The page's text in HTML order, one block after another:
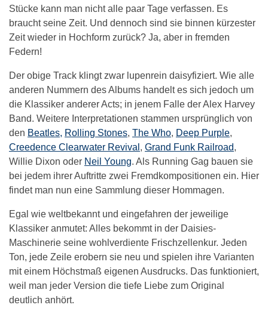
Stücke kann man nicht alle paar Tage verfassen. Es
braucht seine Zeit. Und dennoch sind sie binnen kürzester
Zeit wieder in Hochform zurück? Ja, aber in fremden
Federn!
Der obige Track klingt zwar lupenrein daisyfiziert. Wie alle
anderen Nummern des Albums handelt es sich jedoch um
die Klassiker anderer Acts; in jenem Falle der Alex Harvey
Band. Weitere Interpretationen stammen ursprünglich von
den Beatles, Rolling Stones, The Who, Deep Purple,
Creedence Clearwater Revival , Grand Funk Railroad,
Willie Dixon oder Neil Young. Als Running Gag bauen sie
bei jedem ihrer Auftritte zwei Fremdkompositionen ein. Hier
findet man nun eine Sammlung dieser Hommagen.
Egal wie weltbekannt und eingefahren der jeweilige
Klassiker anmutet: Alles bekommt in der Daisies-
Maschinerie seine wohlverdiente Frischzellenkur. Jeden
Ton, jede Zeile erobern sie neu und spielen ihre Varianten
mit einem Höchstmaß eigenen Ausdrucks. Das funktioniert,
weil man jeder Version die tiefe Liebe zum Original
deutlich anhört.